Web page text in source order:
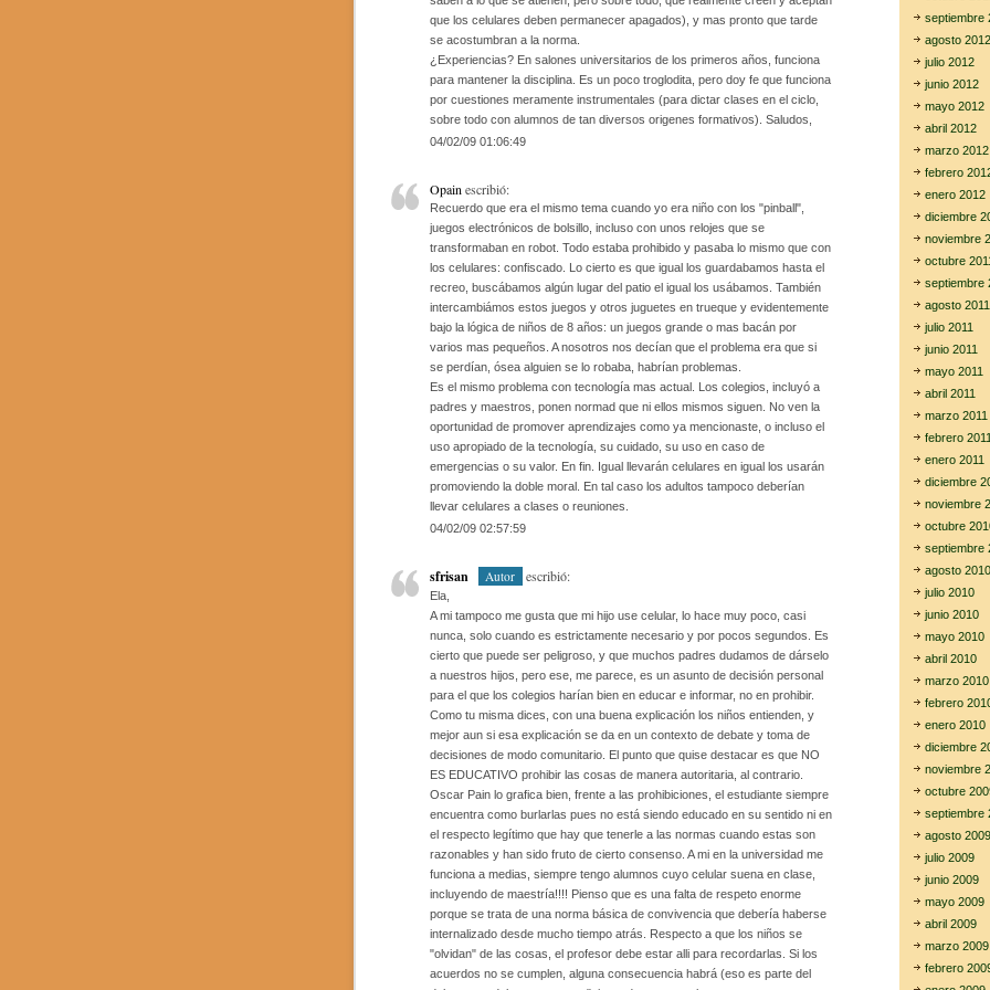
que los celulares deben permanecer apagados), y mas pronto que tarde
se acostumbran a la norma.
¿Experiencias? En salones universitarios de los primeros años, funciona
para mantener la disciplina. Es un poco troglodita, pero doy fe que funciona
por cuestiones meramente instrumentales (para dictar clases en el ciclo,
sobre todo con alumnos de tan diversos origenes formativos). Saludos,
04/02/09 01:06:49
Opainescribió:
Recuerdo que era el mismo tema cuando yo era niño con los "pinball",
juegos electrónicos de bolsillo, incluso con unos relojes que se
transformaban en robot. Todo estaba prohibido y pasaba lo mismo que con
los celulares: confiscado. Lo cierto es que igual los guardabamos hasta el
recreo, buscábamos algún lugar del patio el igual los usábamos. También
intercambiámos estos juegos y otros juguetes en trueque y evidentemente
bajo la lógica de niños de 8 años: un juegos grande o mas bacán por
varios mas pequeños. A nosotros nos decían que el problema era que si
se perdían, ósea alguien se lo robaba, habrían problemas.
Es el mismo problema con tecnología mas actual. Los colegios, incluyó a
padres y maestros, ponen normad que ni ellos mismos siguen. No ven la
oportunidad de promover aprendizajes como ya mencionaste, o incluso el
uso apropiado de la tecnología, su cuidado, su uso en caso de
emergencias o su valor. En fin. Igual llevarán celulares en igual los usarán
promoviendo la doble moral. En tal caso los adultos tampoco deberían
llevar celulares a clases o reuniones.
04/02/09 02:57:59
sfrisan Autor escribió:
Ela,
A mi tampoco me gusta que mi hijo use celular, lo hace muy poco, casi
nunca, solo cuando es estrictamente necesario y por pocos segundos. Es
cierto que puede ser peligroso, y que muchos padres dudamos de dárselo
a nuestros hijos, pero ese, me parece, es un asunto de decisión personal
para el que los colegios harían bien en educar e informar, no en prohibir.
Como tu misma dices, con una buena explicación los niños entienden, y
mejor aun si esa explicación se da en un contexto de debate y toma de
decisiones de modo comunitario. El punto que quise destacar es que NO
ES EDUCATIVO prohibir las cosas de manera autoritaria, al contrario.
Oscar Pain lo grafica bien, frente a las prohibiciones, el estudiante siempre
encuentra como burlarlas pues no está siendo educado en su sentido ni en
el respecto legítimo que hay que tenerle a las normas cuando estas son
razonables y han sido fruto de cierto consenso. A mi en la universidad me
funciona a medias, siempre tengo alumnos cuyo celular suena en clase,
incluyendo de maestría!!!! Pienso que es una falta de respeto enorme
porque se trata de una norma básica de convivencia que debería haberse
internalizado desde mucho tiempo atrás. Respecto a que los niños se
"olvidan" de las cosas, el profesor debe estar alli para recordarlas. Si los
acuerdos no se cumplen, alguna consecuencia habrá (eso es parte del
septiembre
agosto 2012
julio 2012
junio 2012
mayo 2012
abril 2012
marzo 2012
febrero
enero 2012
diciembre
noviembre
octubre
septiembre
agosto 2011
julio 2011
junio 2011
mayo 2011
abril 2011
marzo 2011
febrero 2011
enero 2011
diciembre
noviembre
octubre
septiembre
agosto 2010
julio 2010
junio 2010
mayo 2010
abril 2010
marzo 2010
febrero
enero 2010
diciembre
noviembre
octubre
septiembre
agosto 2009
julio 2009
junio 2009
mayo 2009
abril 2009
marzo 2009
febrero